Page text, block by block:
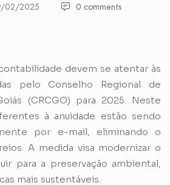
02/2025 0 comments
devem se atentar às
pelo Conselho Regional de
(CRCGO) para 2025. Neste
à anuidade estão sendo
por e-mail, eliminando o
A medida visa modernizar o
para a preservação ambiental,
mais sustentáveis.